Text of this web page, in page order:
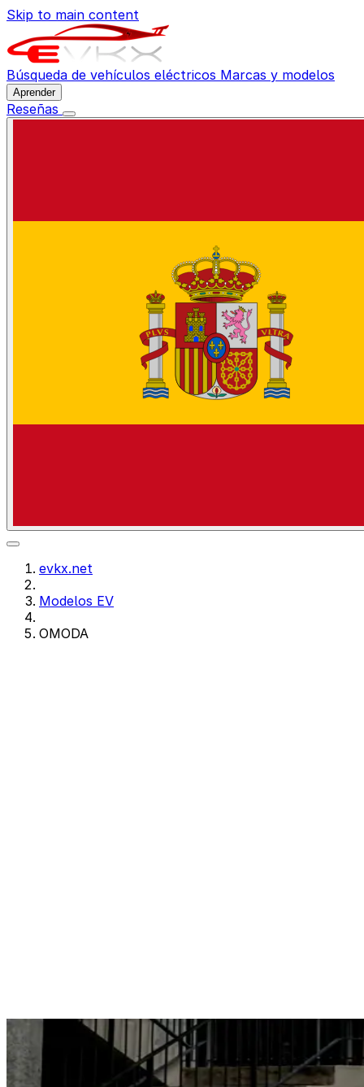
Skip to main content
Búsqueda de vehículos eléctricos Marcas y modelos
Aprender
Reseñas
evkx.net
Modelos EV
OMODA